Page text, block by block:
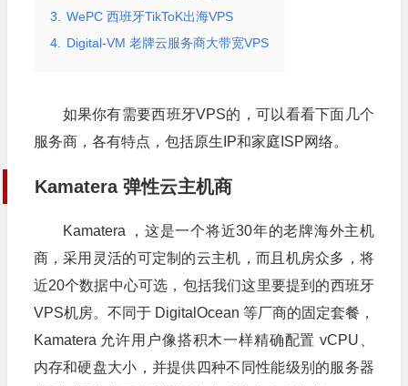
3.
WePC 西班牙TikToK出海VPS
4.
Digital-VM 老牌云服务商大带宽VPS
如果你有需要西班牙VPS的，可以看看下面几个
服务商，各有特点，包括原生IP和家庭ISP网络。
Kamatera 弹性云主机商
Kamatera ，这是一个将近30年的老牌海外主机
商，采用灵活的可定制的云主机，而且机房众多，将
近20个数据中心可选，包括我们这里要提到的西班牙
VPS机房。不同于 DigitalOcean 等厂商的固定套餐，
Kamatera 允许用户像搭积木一样精确配置 vCPU、
内存和硬盘大小，并提供四种不同性能级别的服务器